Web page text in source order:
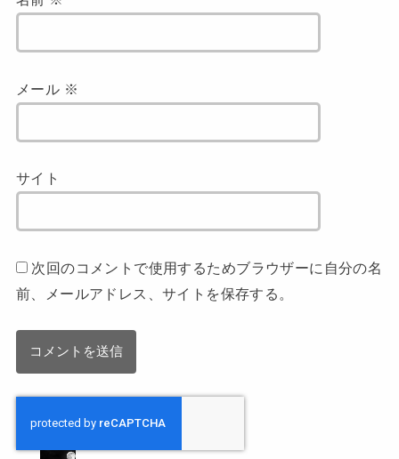
メール ※
サイト
次回のコメントで使用するためブラウザーに自分の名
前、メールアドレス、サイトを保存する。